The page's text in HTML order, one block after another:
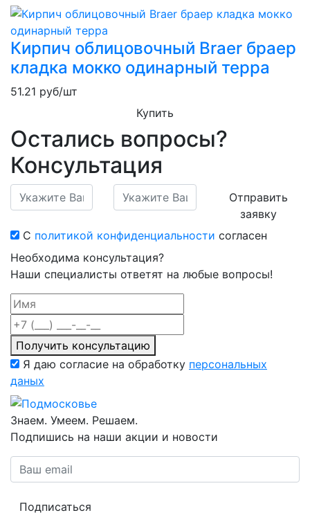
Кирпич облицовочный Braer браер
кладка мокко одинарный терра
51.21 руб/шт
Купить
Остались вопросы?
Консультация
Отправить
заявку
С политикой конфиденциальности согласен
Необходима консультация?
Наши специалисты ответят на любые вопросы!
Получить консультацию
Я даю согласие на обработку персональных
даных
Знаем. Умеем. Решаем.
Подпишись на наши акции и новости
Подписаться